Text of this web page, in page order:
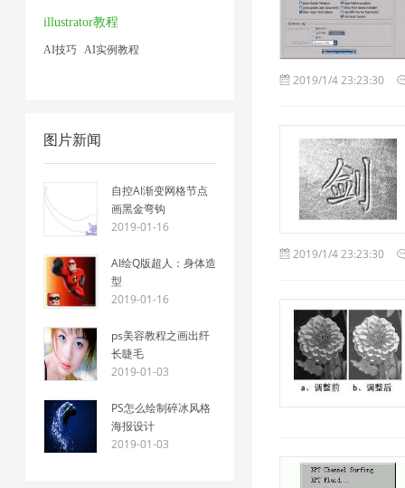
illustrator教程
AI技巧 AI实例教程
图片新闻
自控AI渐变网格节点
画黑金弯钩
2019-01-16
AI绘Q版超人：身体造
型
2019-01-16
ps美容教程之画出纤
长睫毛
2019-01-03
PS怎么绘制碎冰风格
海报设计
2019-01-03
2019/1/4 23:23:30
2019/1/4 23:23:30